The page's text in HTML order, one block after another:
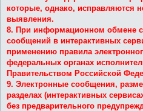
которые, однако, исправляются
выявления.
8. При информационном обмене
сообщений в интерактивных
применению правила
федеральных органах
Правительством Российской
9. Электронные сообщения,
разделах (интерактивных
без предварительного